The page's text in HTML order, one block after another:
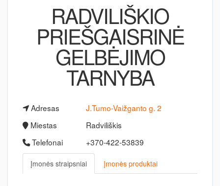
RADVILIŠKIO
PRIEŠGAISRINĖ
GELBĖJIMO
TARNYBA
Adresas
J.Tumo-Vaižganto g. 2
Miestas
Radviliškis
Telefonai
+370-422-53839
Įmonės straipsniai Įmonės produktai